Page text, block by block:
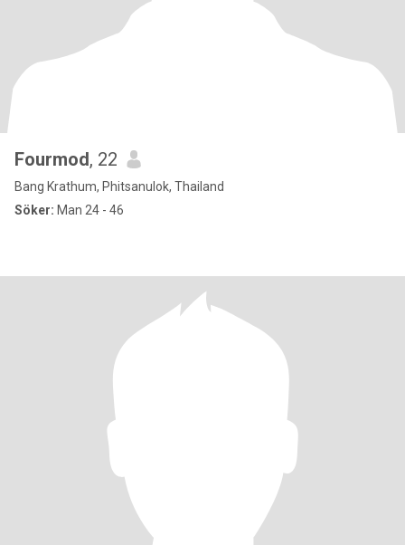
Fourmod, 22
Bang Krathum, Phitsanulok, Thailand
Söker: Man 24 - 46